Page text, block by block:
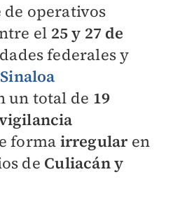
de operativos
el 25 y 27 de
federales y
Sinaloa
un total de 19
forma irregularen
de Culiacán y